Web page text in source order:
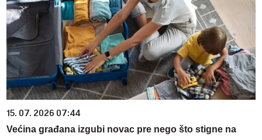
15. 07. 2026 07:44
Većina građana izgubi novac pre nego što stigne na